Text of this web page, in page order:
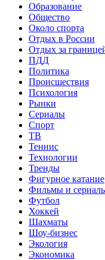
Образование
Общество
Около спорта
Отдых в России
Отдых за
ПДД
Политика
Происшествия
Психология
Рынки
Сериалы
Спорт
ТВ
Теннис
Технологии
Тренды
Фигурное катание
Фильмы и
Футбол
Хоккей
Шахматы
Шоу-бизнес
Экология
Экономика